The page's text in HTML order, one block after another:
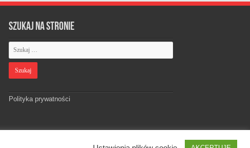
Szukaj na stronie
Polityka prywatności